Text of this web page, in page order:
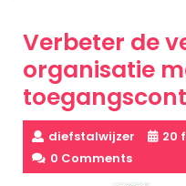
Verbeter de
organisatie
diefstalwijzer
20
0 Comments